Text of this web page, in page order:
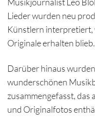
Lieder wurden neu
Künstlern
Originale erhalten blieb.
Darüber hinaus
wunderschönen
zusammengefasst,
und Originalfotos